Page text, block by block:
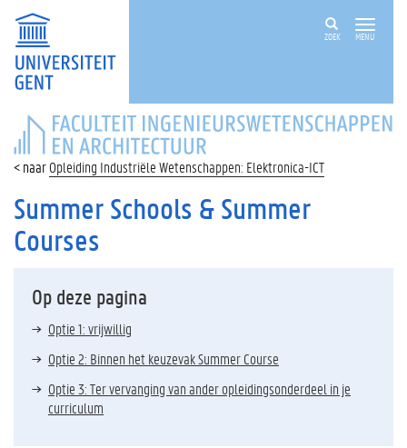
ZOEK MENU
FACULTEIT
INGENIEURSWETENSCHAPPEN
EN
ARCHITECTUUR
Opleiding Industriële Wetenschappen: Elektronica-ICT
Summer Schools & Summer
Courses
Op deze pagina
Optie 1: vrijwillig
Optie 2: Binnen het keuzevak Summer Course
Optie 3: Ter vervanging van ander opleidingsonderdeel in je
curriculum